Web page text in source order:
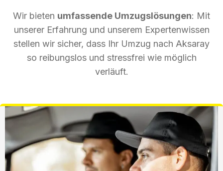
Wir bieten umfassende Umzugslösungen: Mit
unserer Erfahrung und unserem Expertenwissen
stellen wir sicher, dass Ihr Umzug nach Aksaray
so reibungslos und stressfrei wie möglich
verläuft.